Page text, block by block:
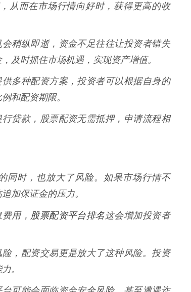
从而在市场行情向好时，获得更高的收
稍纵即逝，资金不足往往让投资者错失
及时抓住市场机遇，实现资产增值。
多种配资方案，投资者可以根据自身的
和配资期限。
贷款，股票配资无需抵押，申请流程相
同时，也放大了风险。如果市场行情不
加保证金的压力。
用， 股票配资平台排名这会增加投资者
，配资交易更是放大了这种风险。投资
。